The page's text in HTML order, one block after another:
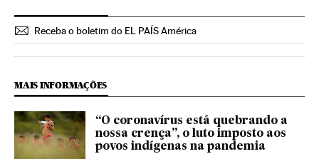
Receba o boletim do EL PAÍS América
MAIS INFORMAÇÕES
“O coronavírus está quebrando a
nossa crença”, o luto imposto aos
povos indígenas na pandemia